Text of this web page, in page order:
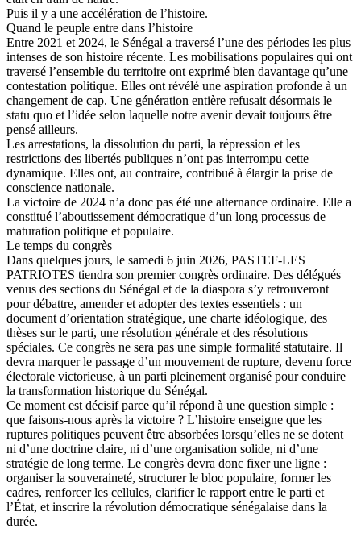
Puis il y a une accélération de l’histoire.
Quand le peuple entre dans l’histoire
Entre 2021 et 2024, le Sénégal a traversé l’une des périodes les plus
intenses de son histoire récente. Les mobilisations populaires qui ont
traversé l’ensemble du territoire ont exprimé bien davantage qu’une
contestation politique. Elles ont révélé une aspiration profonde à un
changement de cap. Une génération entière refusait désormais le
statu quo et l’idée selon laquelle notre avenir devait toujours être
pensé ailleurs.
Les arrestations, la dissolution du parti, la répression et les
restrictions des libertés publiques n’ont pas interrompu cette
dynamique. Elles ont, au contraire, contribué à élargir la prise de
conscience nationale.
La victoire de 2024 n’a donc pas été une alternance ordinaire. Elle a
constitué l’aboutissement démocratique d’un long processus de
maturation politique et populaire.
Le temps du congrès
Dans quelques jours, le samedi 6 juin 2026, PASTEF-LES
PATRIOTES tiendra son premier congrès ordinaire. Des délégués
venus des sections du Sénégal et de la diaspora s’y retrouveront
pour débattre, amender et adopter des textes essentiels : un
document d’orientation stratégique, une charte idéologique, des
thèses sur le parti, une résolution générale et des résolutions
spéciales. Ce congrès ne sera pas une simple formalité statutaire. Il
devra marquer le passage d’un mouvement de rupture, devenu force
électorale victorieuse, à un parti pleinement organisé pour conduire
la transformation historique du Sénégal.
Ce moment est décisif parce qu’il répond à une question simple :
que faisons-nous après la victoire ? L’histoire enseigne que les
ruptures politiques peuvent être absorbées lorsqu’elles ne se dotent
ni d’une doctrine claire, ni d’une organisation solide, ni d’une
stratégie de long terme. Le congrès devra donc fixer une ligne :
organiser la souveraineté, structurer le bloc populaire, former les
cadres, renforcer les cellules, clarifier le rapport entre le parti et
l’État, et inscrire la révolution démocratique sénégalaise dans la
durée.